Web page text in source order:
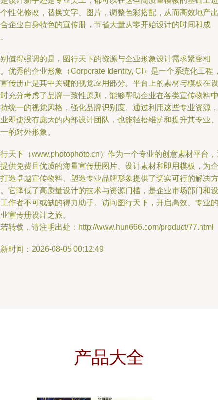
性化修改，替换文字、图片，调整色彩搭配，从而高效地产出
企业自身特色的宣传册，节省大量从零开始设计的时间和成
值得强调的是，图行天下的资源与企业形象设计需求紧密相
优秀的企业形象（Corporate Identity, CI）是一个系统化工程
传册正是其中关键的视觉应用部分。平台上的素材与模板在设
充分考虑了品牌一致性原则，能够帮助企业在各类宣传物料中
统一的视觉风格，强化品牌识别度。通过利用这些专业资源，
即使没有庞大的内部设计团队，也能轻松维护和提升其专业、
的对外形象。
天下（www.photophoto.cn）作为一个专业的创意素材平台，
供免费且优质的海量宣传册图片、设计素材和即用模板，为企
造卓越宣传物料、塑造专业品牌形象提供了切实可行的解决方
它降低了高质量设计的技术与资源门槛，是企业市场部门和设
作者不可或缺的得力助手。访问图行天下，开启高效、专业的
宣传册设计之旅。
转载，请注明出处：http://www.hun666.com/product/77.html
时间：2026-08-05 00:12:49
产品大全